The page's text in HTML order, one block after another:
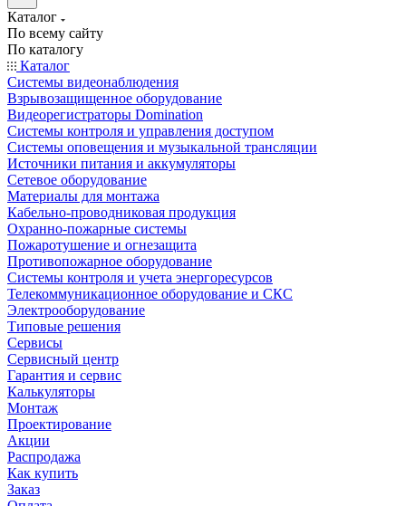
Каталог
По всему сайту
По каталогу
Каталог
Системы видеонаблюдения
Взрывозащищенное оборудование
Видеорегистраторы Domination
Системы контроля и управления доступом
Системы оповещения и музыкальной трансляции
Источники питания и аккумуляторы
Сетевое оборудование
Материалы для монтажа
Кабельно-проводниковая продукция
Охранно-пожарные системы
Пожаротушение и огнезащита
Противопожарное оборудование
Системы контроля и учета энергоресурсов
Телекоммуникационное оборудование и СКС
Электрооборудование
Типовые решения
Сервисы
Сервисный центр
Гарантия и сервис
Калькуляторы
Монтаж
Проектирование
Акции
Распродажа
Как купить
Заказ